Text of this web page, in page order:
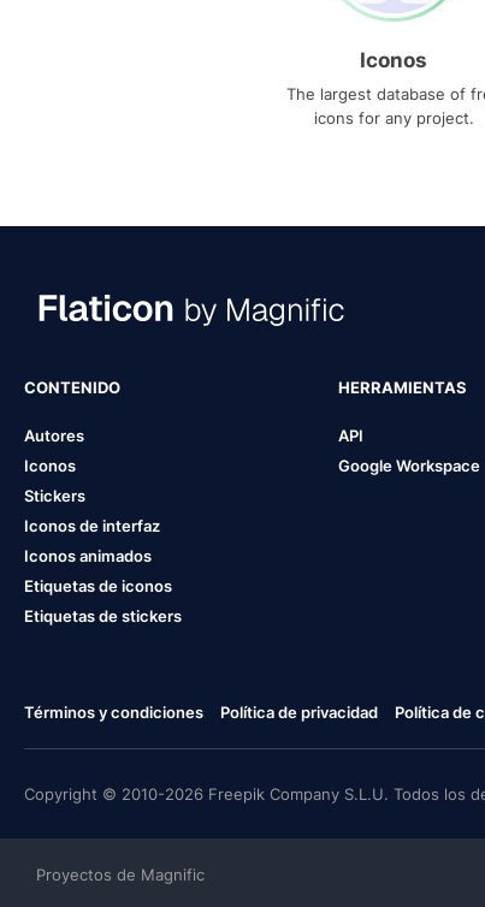
Iconos
The largest database of
icons for any project.
CONTENIDO
Autores
Iconos
Stickers
Iconos de interfaz
Iconos animados
Etiquetas de iconos
Etiquetas de stickers
HERRAMIENTAS
API
Google Workspace
Términos y condiciones Política de privacidad Política de
Copyright © 2010-2026 Freepik Company S.L.U. Todos los
Proyectos de Magnific